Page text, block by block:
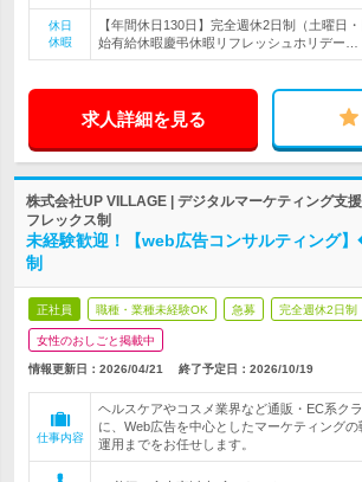
休日
休暇
【年間休日130日】完全週休2日制（土曜日
始有給休暇慶弔休暇リフレッシュホリデー…
求人詳細を見る
株式会社UP VILLAGE | デジタルマーケティング支援
フレックス制
未経験歓迎！【web広告コンサルティング
制
正社員 職種・業種未経験OK 急募 完全週休2日制
女性のおしごと掲載中
情報更新日：2026/04/21 終了予定日： 2026/10/19
仕事内容
ヘルスケアやコスメ業界など通販・EC系ク
に、Web広告を中心としたマーケティング
運用までをお任せします。